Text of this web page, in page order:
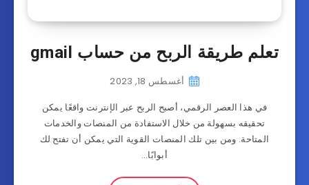
تعلم طريقة الربح من حساب gmail
أغسطس 18, 2023
في هذا العصر الرقمي، أصبح الربح عبر الإنترنت واقعًا يمكن
تحقيقه بسهولة من خلال الاستفادة من المنصات والخدمات
المتاحة. ومن بين تلك المنصات القوية التي يمكن أن تفتح لك
أبوابًا…